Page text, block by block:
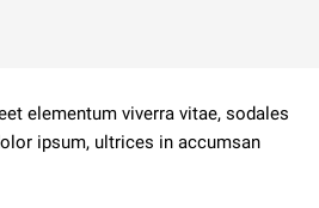
elementum viverra vitae, sodales
ipsum, ultrices in accumsan